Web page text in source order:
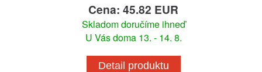
Cena: 45.82 EUR
Skladom doručíme ihneď
U Vás doma 13. - 14. 8.
Detail produktu